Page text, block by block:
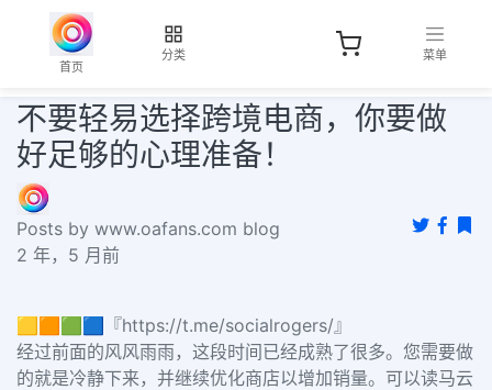
首页
分类 菜单
不要轻易选择跨境电商，你要做
好足够的心理准备！
Posts by www.oafans.com blog
2 年，5 月前
🟨🟧🟩🟦『https://t.me/socialrogers/』
经过前面的风风雨雨，这段时间已经成熟了很多。您需要做
的就是冷静下来，并继续优化商店以增加销量。可以读马云